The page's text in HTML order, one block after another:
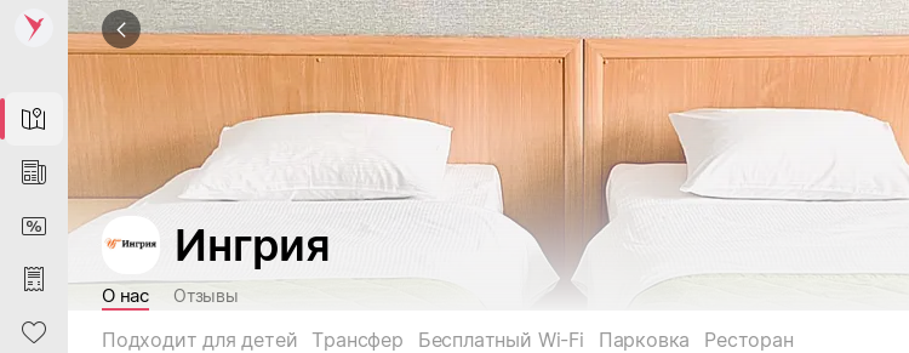
Map
News
DiscountCard
Purchases
Heart
Ингрия
О нас Отзывы
Подходит для детей Трансфер Бесплатный Wi-Fi Парковка
Ресторан